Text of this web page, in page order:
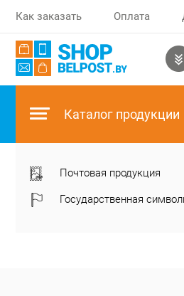
Как заказать Оплата
Каталог продукции
Почтовая продукция
Государственная